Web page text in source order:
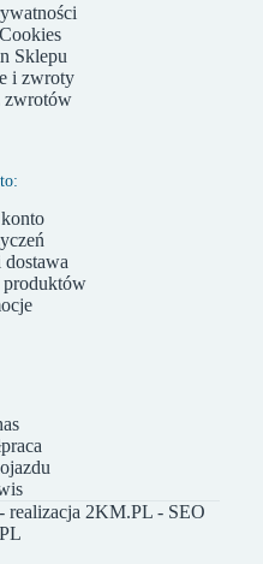
Sklepu
i zwroty
zwrotów
dostawa
produktów
2KM.PL - SEO